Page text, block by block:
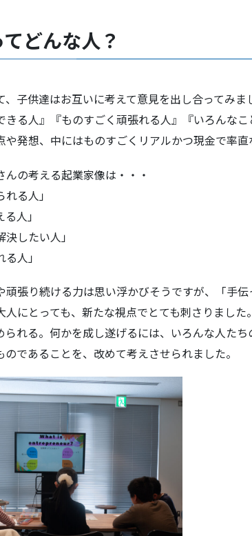
どんな人？
子供達はお互いに考えて意見を出し合ってみま
きる人』『ものすごく頑張れる人』『いろんなこ
発想、中にはものすごくリアルかつ現金で率直
の考える起業家像は・・・
る人」
人」
したい人」
人」
頑張り続ける力は思い浮かびそうですが、「手
人にとっても、新たな視点でとても刺さりまし
られる。何かを成し遂げるには、いろんな人た
であることを、改めて考えさせられました。